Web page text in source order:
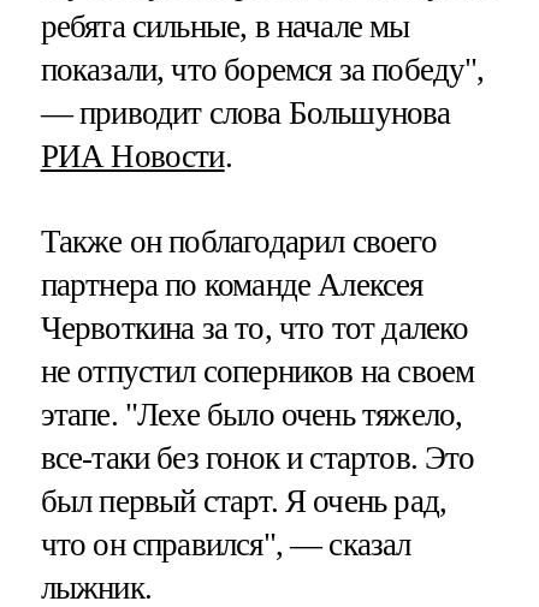
ребята сильные, в начале мы
показали, что боремся за победу",
— приводит слова Большунова
РИА Новости.
Также он поблагодарил своего
партнера по команде Алексея
Червоткина за то, что тот далеко
не отпустил соперников на своем
этапе. "Лехе было очень тяжело,
все-таки без гонок и стартов. Это
был первый старт. Я очень рад,
что он справился", — сказал
лыжник.